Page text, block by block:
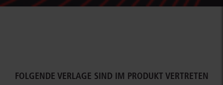
FOLGENDE VERLAGE SIND IM PRODUKT VERTRETEN